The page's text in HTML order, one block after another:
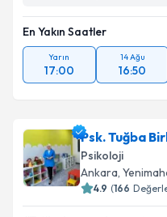
En Yakın Saatler
Yarın
17:00
14 Ağu
16:50
Psk. Tuğba
Psikoloji
Ankara,
4.9 (166